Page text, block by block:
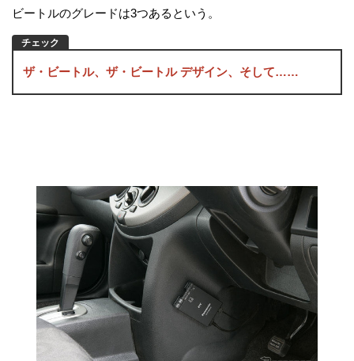
ビートルのグレードは3つあるという。
ザ・ビートル、ザ・ビートル デザイン、そして……